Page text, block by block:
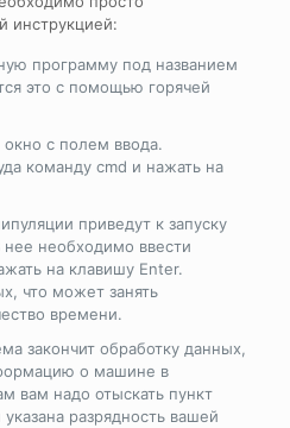
инструкцией:
программу под названием
это с помощью горячей
с полем ввода.
команду cmd и нажать на
приведут к запуску
необходимо ввести
на клавишу Enter.
что может занять
времени.
закончит обработку данных,
о машине в
вам надо отыскать пункт
разрядность вашей